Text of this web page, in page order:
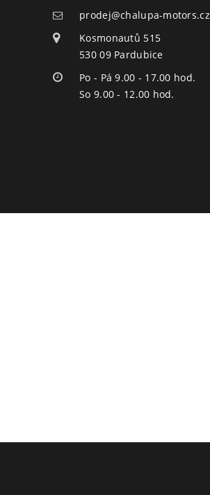
prodej@chalupa-motors.cz
Kosmonautů 515
530 09 Pardubice
Po - Pá 9.00 - 17.00 hod.
So 9.00 - 12.00 hod.